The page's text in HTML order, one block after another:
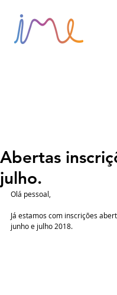
Abertas
julho.
Olá pessoal,
Já estamos com inscrições
junho e julho 2018.